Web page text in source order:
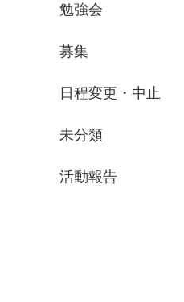
勉強会
募集
日程変更・中止
未分類
活動報告